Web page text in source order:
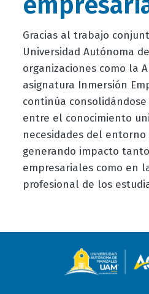
Gracias al trabajo
Universidad Autónoma
organizaciones como la
asignatura Inmersión
continúa
entre el conocimiento
necesidades del entorno
generando impacto
empresariales como en
profesional de los